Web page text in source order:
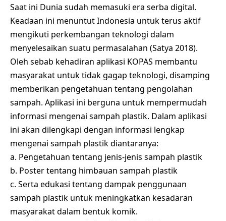
Saat ini Dunia sudah memasuki era serba digital.
Keadaan ini menuntut Indonesia untuk terus aktif
mengikuti perkembangan teknologi dalam
menyelesaikan suatu permasalahan (Satya 2018).
Oleh sebab kehadiran aplikasi KOPAS membantu
masyarakat untuk tidak gagap teknologi, disamping
memberikan pengetahuan tentang pengolahan
sampah. Aplikasi ini berguna untuk mempermudah
informasi mengenai sampah plastik. Dalam aplikasi
ini akan dilengkapi dengan informasi lengkap
mengenai sampah plastik diantaranya:
a. Pengetahuan tentang jenis-jenis sampah plastik
b. Poster tentang himbauan sampah plastik
c. Serta edukasi tentang dampak penggunaan
sampah plastik untuk meningkatkan kesadaran
masyarakat dalam bentuk komik.